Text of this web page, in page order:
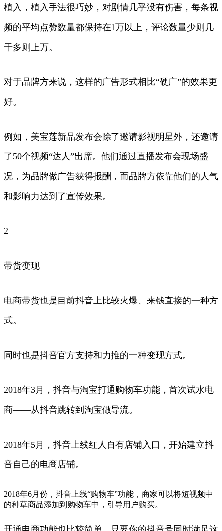
植入，植入手法很巧妙，对剧情几乎没有伤害，每条视
频的平均点赞数量都保持在1万以上，评论数量少则几
干多则上万。
对于品牌方来说，这样的广告形式相比“硬广”的效果更
好。
例如，美宝莲新品发布会除了邀请影视明星外，还邀请
了50个视频“达人”出席。他们通过直播发布会现场盛
况，为品牌做广告获得报酬，而品牌方依靠他们的人气
和影响力达到了宣传效果。
2
带货变现
电商带货也是目前抖音上比较火爆、来钱直接的一种方
式。
同时也是抖音官方支持和力推的一种变现方式。
2018年3月，抖音与淘宝打通购物车功能，首次试水电
商——从抖音跳转到淘宝做导流。
2018年5月，抖音上线红人自有店铺入口，开始建立抖
音自己的电商店铺。
2018年6月份，抖音上线“购物车”功能，商家可以将短视频中
的种草商品添加到购物车中，引导用户购买。
开通电商功能也比较简单，只要你的抖音号同时满足这